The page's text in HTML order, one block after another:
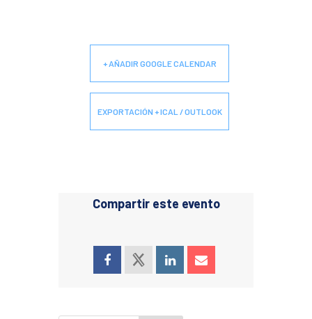
+ AÑADIR GOOGLE CALENDAR
EXPORTACIÓN + ICAL / OUTLOOK
Compartir este evento